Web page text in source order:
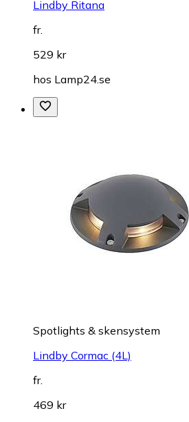
Lindby Ritana
fr.
529 kr
hos Lamp24.se
Spotlights & skensystem
Lindby Cormac (4L)
fr.
469 kr